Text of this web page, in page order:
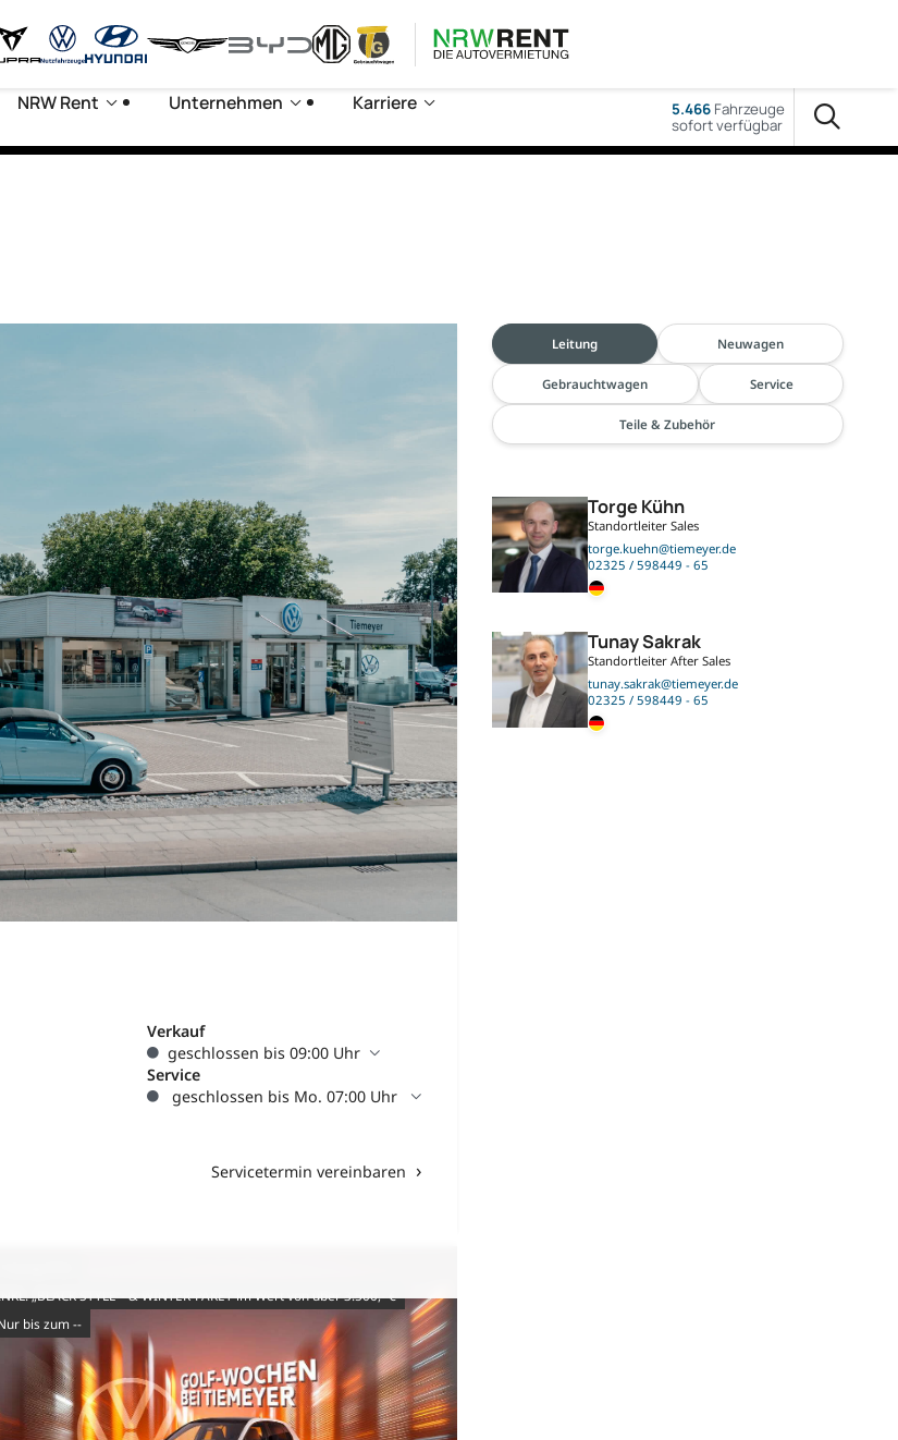
NRW Rent Unternehmen Karriere 5.466Fahrzeuge
sofort verfügbar
Verkauf
geschlossen bis 09:00 Uhr
Service
geschlossen bis Mo. 07:00 Uhr
Servicetermin vereinbaren
INKL. „BLACK STYLE“- & WINTER-PAKET im Wert von über 3.500,- €
nur bis zum --
Leitung Neuwagen
Gebrauchtwagen Service
Teile & Zubehör
Torge Kühn
Standortleiter Sales
torge.kuehn@tiemeyer.de
02325 / 598449 - 65
Tunay Sakrak
Standortleiter After Sales
tunay.sakrak@tiemeyer.de
02325 / 598449 - 65